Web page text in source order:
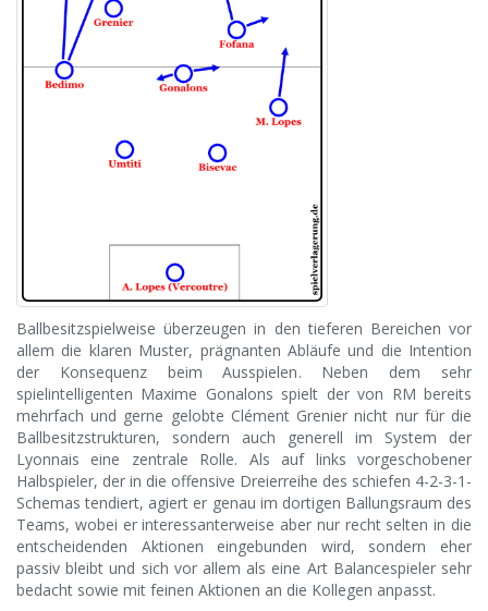
Ballbesitzspielweise überzeugen in den tieferen Bereichen vor
allem die klaren Muster, prägnanten Abläufe und die Intention
der Konsequenz beim Ausspielen. Neben dem sehr
spielintelligenten Maxime Gonalons spielt der von RM bereits
mehrfach und gerne gelobte Clément Grenier nicht nur für die
Ballbesitzstrukturen, sondern auch generell im System der
Lyonnais eine zentrale Rolle. Als auf links vorgeschobener
Halbspieler, der in die offensive Dreierreihe des schiefen 4-2-3-1-
Schemas tendiert, agiert er genau im dortigen Ballungsraum des
Teams, wobei er interessanterweise aber nur recht selten in die
entscheidenden Aktionen eingebunden wird, sondern eher
passiv bleibt und sich vor allem als eine Art Balancespieler sehr
bedacht sowie mit feinen Aktionen an die Kollegen anpasst.